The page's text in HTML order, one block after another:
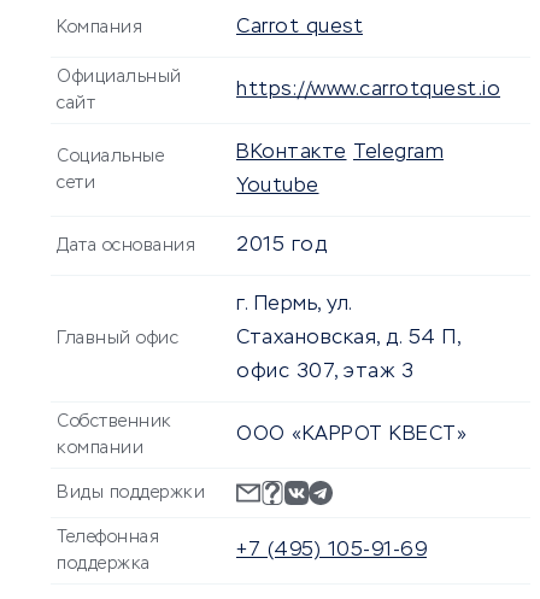
Компания Carrot quest
Официальный
сайт
https://www.carrotquest.io
Социальные
сети
ВКонтакте
Telegram
Youtube
Дата основания 2015 год
Главный офис
г. Пермь, ул.
Стахановская, д. 54 П,
офис 307, этаж 3
Собственник
компании
ООО «КАРРОТ КВЕСТ»
Виды поддержки
Телефонная
поддержка
+7 (495) 105-91-69